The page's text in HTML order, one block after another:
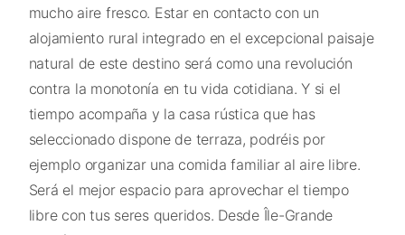
mucho aire fresco. Estar en contacto con un
alojamiento rural integrado en el excepcional paisaje
natural de este destino será como una revolución
contra la monotonía en tu vida cotidiana. Y si el
tiempo acompaña y la casa rústica que has
seleccionado dispone de terraza, podréis por
ejemplo organizar una comida familiar al aire libre.
Será el mejor espacio para aprovechar el tiempo
libre con tus seres queridos. Desde Île-Grande